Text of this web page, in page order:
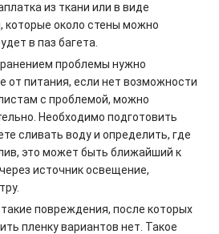
из ткани или в виде
которые около стены можно
в паз багета.
проблемы нужно
от питания, если нет возможности
с проблемой, можно
Необходимо подготовить
сливать воду и определить, где
это может быть ближайший к
источник освещение,
повреждения, после которых
пленку вариантов нет. Такое